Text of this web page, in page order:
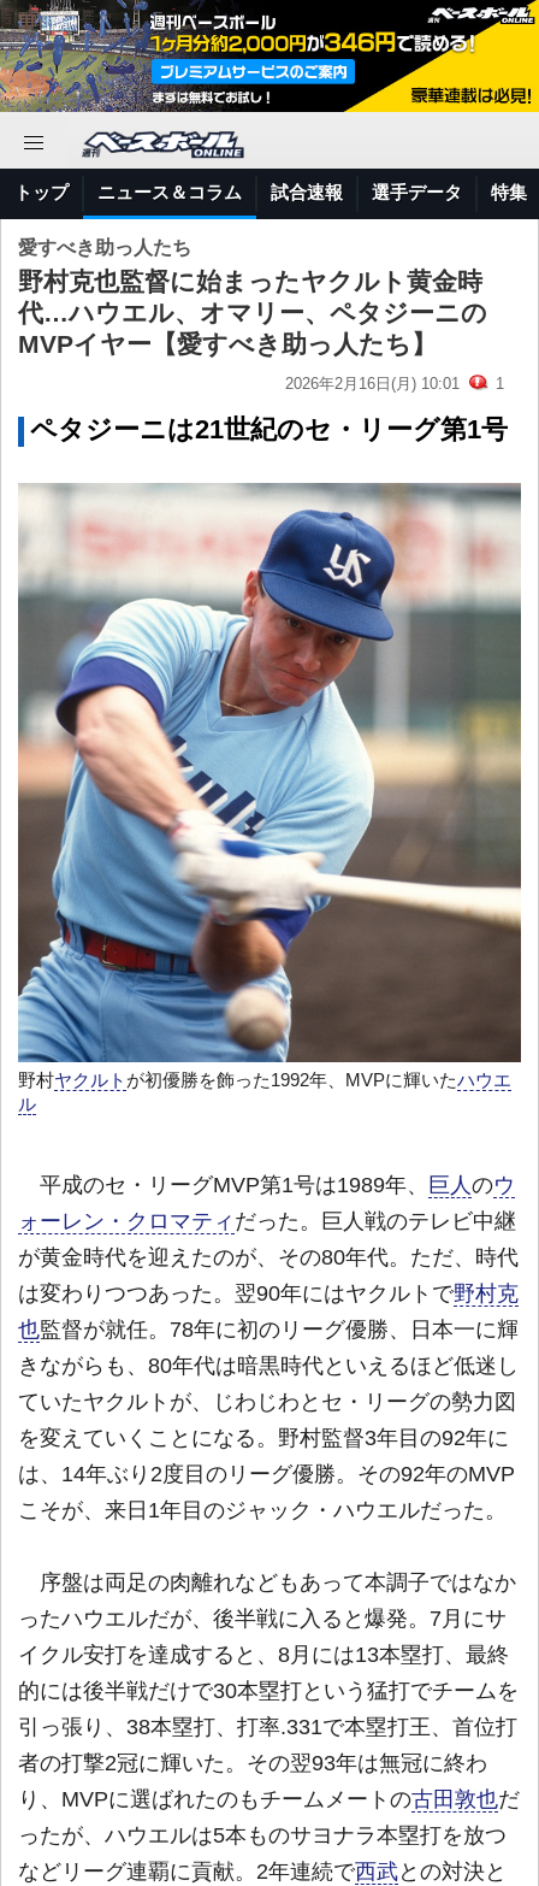
トップ ニュース＆コラム 試合速報 選手データ 特集
愛すべき助っ人たち
野村克也監督に始まったヤクルト黄金時
代…ハウエル、オマリー、ペタジーニの
MVPイヤー【愛すべき助っ人たち】
2026年2月16日(月) 10:01 1
ペタジーニは21世紀のセ・リーグ第1号
野村ヤクルト が初優勝を飾った1992年、MVPに輝いたハウエ
ル
平成のセ・リーグMVP第1号は1989年、 巨人のウ
ォーレン・クロマティ だった。巨人戦のテレビ中継
が黄金時代を迎えたのが、その80年代。ただ、時代
は変わりつつあった。翌90年にはヤクルトで野村克
也監督が就任。78年に初のリーグ優勝、日本一に輝
きながらも、80年代は暗黒時代といえるほど低迷し
ていたヤクルトが、じわじわとセ・リーグの勢力図
を変えていくことになる。野村監督3年目の92年に
は、14年ぶり2度目のリーグ優勝。その92年のMVP
こそが、来日1年目のジャック・ハウエルだった。
序盤は両足の肉離れなどもあって本調子ではなか
ったハウエルだが、後半戦に入ると爆発。7月にサ
イクル安打を達成すると、8月には13本塁打、最終
的には後半戦だけで30本塁打という猛打でチームを
引っ張り、38本塁打、打率.331で本塁打王、首位打
者の打撃2冠に輝いた。その翌93年は無冠に終わ
り、MVPに選ばれたのもチームメートの古田敦也だ
ったが、ハウエルは5本ものサヨナラ本塁打を放つ
などリーグ連覇に貢献。2年連続で西武との対決と